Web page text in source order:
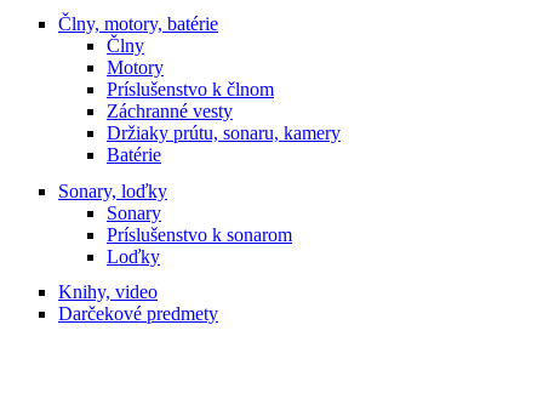
Člny, motory, batérie
Člny
Motory
Príslušenstvo k člnom
Záchranné vesty
Držiaky prútu, sonaru, kamery
Batérie
Sonary, loďky
Sonary
Príslušenstvo k sonarom
Loďky
Knihy, video
Darčekové predmety